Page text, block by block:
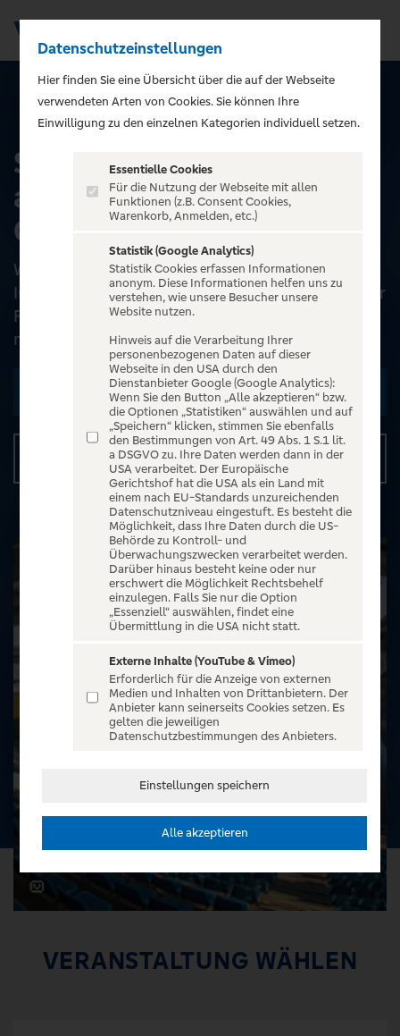
ALLE EVENTS
Stadiontouren - Stadion
an der Gellertstraße
Chemnitz
Während der Stadiontour können Fans und
Interessierte die Heimspielstätte des Chemnitzer
FC hautnah erleben und in einer ca. 75-
minütigen geführten To...
Zu den Terminen
Details
VERANSTALTUNG WÄHLEN
Datenschutzeinstellungen
Hier finden Sie eine Übersicht über die auf der Webseite
verwendeten Arten von Cookies. Sie können Ihre
Einwilligung zu den einzelnen Kategorien individuell setzen.
Essentielle Cookies
Für die Nutzung der Webseite mit allen
Funktionen (z.B. Consent Cookies,
Warenkorb, Anmelden, etc.)
Statistik (Google Analytics)
Statistik Cookies erfassen Informationen
anonym. Diese Informationen helfen uns zu
verstehen, wie unsere Besucher unsere
Website nutzen.
Hinweis auf die Verarbeitung Ihrer
personenbezogenen Daten auf dieser
Webseite in den USA durch den
Dienstanbieter Google (Google Analytics):
Wenn Sie den Button „Alle akzeptieren“ bzw.
die Optionen „Statistiken“ auswählen und auf
„Speichern“ klicken, stimmen Sie ebenfalls
den Bestimmungen von Art. 49 Abs. 1 S.1 lit.
a DSGVO zu. Ihre Daten werden dann in der
USA verarbeitet. Der Europäische
Gerichtshof hat die USA als ein Land mit
einem nach EU-Standards unzureichenden
Datenschutzniveau eingestuft. Es besteht die
Möglichkeit, dass Ihre Daten durch die US-
Behörde zu Kontroll- und
Überwachungszwecken verarbeitet werden.
Darüber hinaus besteht keine oder nur
erschwert die Möglichkeit Rechtsbehelf
einzulegen. Falls Sie nur die Option
„Essenziell“ auswählen, findet eine
Übermittlung in die USA nicht statt.
Externe Inhalte (YouTube & Vimeo)
Erforderlich für die Anzeige von externen
Medien und Inhalten von Drittanbietern. Der
Anbieter kann seinerseits Cookies setzen. Es
gelten die jeweiligen
Datenschutzbestimmungen des Anbieters.
Einstellungen speichern
Alle akzeptieren